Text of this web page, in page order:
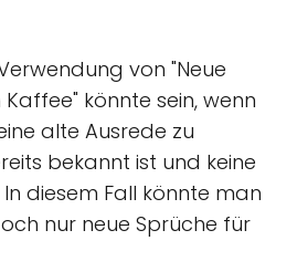
von "Neue
könnte sein, wenn
alte Ausrede zu
bekannt ist und keine
diesem Fall könnte man
nur neue Sprüche für